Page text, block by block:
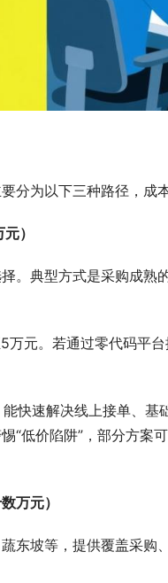
分为以下三种路径，成
）
。典型方式是采购成熟
万元。若通过零代码平
能快速解决线上接单、
“低价陷阱”，部分方案
万元）
东坡等，提供覆盖采购